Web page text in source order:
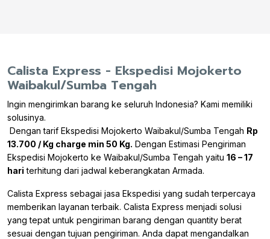
Calista Express - Ekspedisi Mojokerto
Waibakul/Sumba Tengah
Ingin mengirimkan barang ke seluruh Indonesia? Kami memiliki
solusinya.
Dengan tarif Ekspedisi Mojokerto Waibakul/Sumba Tengah Rp
13.700 / Kg charge min 50 Kg. Dengan Estimasi Pengiriman
Ekspedisi Mojokerto ke Waibakul/Sumba Tengah yaitu 16 – 17
hari terhitung dari jadwal keberangkatan Armada.
Calista Express sebagai jasa Ekspedisi yang sudah terpercaya
memberikan layanan terbaik. Calista Express menjadi solusi
yang tepat untuk pengiriman barang dengan quantity berat
sesuai dengan tujuan pengiriman. Anda dapat mengandalkan